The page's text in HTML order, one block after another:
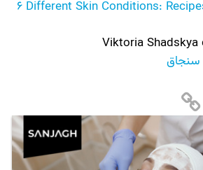
6 Different Skin Conditions:
Viktoria Shadskya
سنجاق